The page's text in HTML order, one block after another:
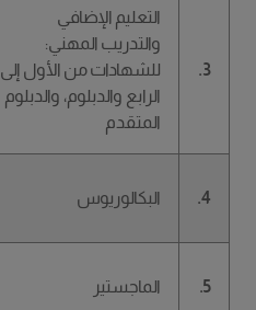
3.
التعليم الإضافي
والتدريب المهني:
للشهادات من الأول إلى
الرابع والدبلوم، والدبلوم
المتقدم
4. البكالوريوس
5. الماجستير